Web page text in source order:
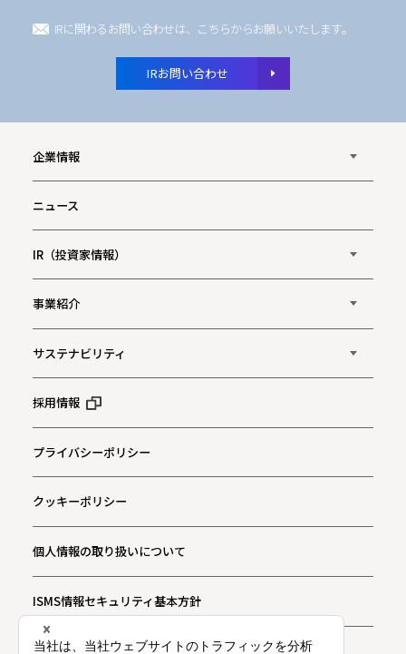
IRに関わるお問い合わせは、こちらからお願いいたします。
IRお問い合わせ
企業情報
ニュース
IR（投資家情報）
事業紹介
サステナビリティ
採用情報
プライバシーポリシー
クッキーポリシー
個人情報の取り扱いについて
ISMS情報セキュリティ基本方針